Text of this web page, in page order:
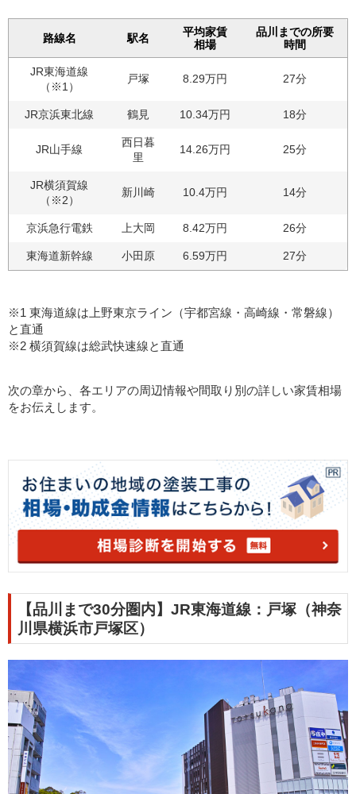
路線名 駅名
平均家賃
相場
品川までの所要
時間
JR東海道線
（※1）
戸塚 8.29万円 27分
JR京浜東北線 鶴見 10.34万円 18分
JR山手線
西日暮
里
14.26万円 25分
JR横須賀線
（※2）
新川崎 10.4万円 14分
京浜急行電鉄 上大岡 8.42万円 26分
東海道新幹線 小田原 6.59万円 27分
※1 東海道線は上野東京ライン（宇都宮線・高崎線・常磐線）
と直通
※2 横須賀線は総武快速線と直通
次の章から、各エリアの周辺情報や間取り別の詳しい家賃相場
をお伝えします。
【品川まで30分圏内】JR東海道線：戸塚（神奈
川県横浜市戸塚区）